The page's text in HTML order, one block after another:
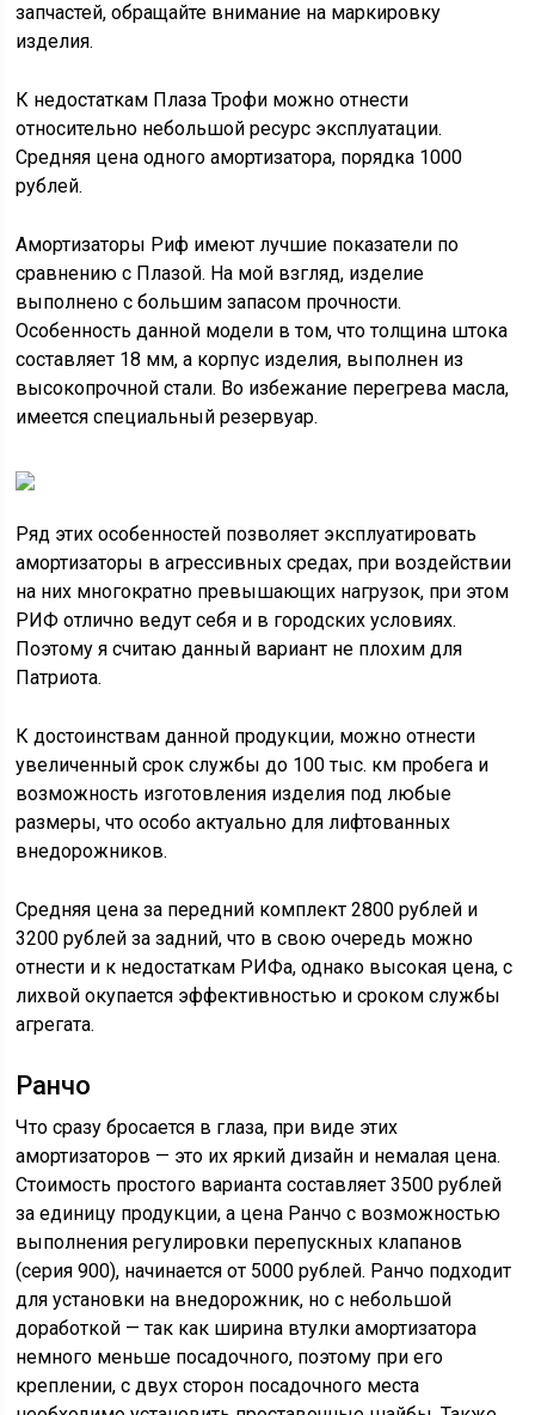
запчастей, обращайте внимание на маркировку
изделия.
К недостаткам Плаза Трофи можно отнести
относительно небольшой ресурс эксплуатации.
Средняя цена одного амортизатора, порядка 1000
рублей.
Амортизаторы Риф имеют лучшие показатели по
сравнению с Плазой. На мой взгляд, изделие
выполнено с большим запасом прочности.
Особенность данной модели в том, что толщина штока
составляет 18 мм, а корпус изделия, выполнен из
высокопрочной стали. Во избежание перегрева масла,
имеется специальный резервуар.
Ряд этих особенностей позволяет эксплуатировать
амортизаторы в агрессивных средах, при воздействии
на них многократно превышающих нагрузок, при этом
РИФ отлично ведут себя и в городских условиях.
Поэтому я считаю данный вариант не плохим для
Патриота.
К достоинствам данной продукции, можно отнести
увеличенный срок службы до 100 тыс. км пробега и
возможность изготовления изделия под любые
размеры, что особо актуально для лифтованных
внедорожников.
Средняя цена за передний комплект 2800 рублей и
3200 рублей за задний, что в свою очередь можно
отнести и к недостаткам РИФа, однако высокая цена, с
лихвой окупается эффективностью и сроком службы
агрегата.
Ранчо
Что сразу бросается в глаза, при виде этих
амортизаторов — это их яркий дизайн и немалая цена.
Стоимость простого варианта составляет 3500 рублей
за единицу продукции, а цена Ранчо с возможностью
выполнения регулировки перепускных клапанов
(серия 900), начинается от 5000 рублей. Ранчо подходит
для установки на внедорожник, но с небольшой
доработкой — так как ширина втулки амортизатора
немного меньше посадочного, поэтому при его
креплении, с двух сторон посадочного места